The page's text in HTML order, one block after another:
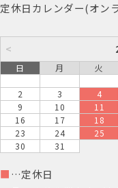
定休日カレンダー(オン
<
日 月 火
2
3 4
9
10 11
16
17 18
23
24 25
30
31
■ …定休日